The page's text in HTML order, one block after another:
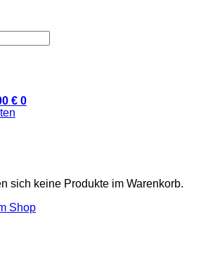
€ 0
sich keine Produkte im Warenkorb.
Shop